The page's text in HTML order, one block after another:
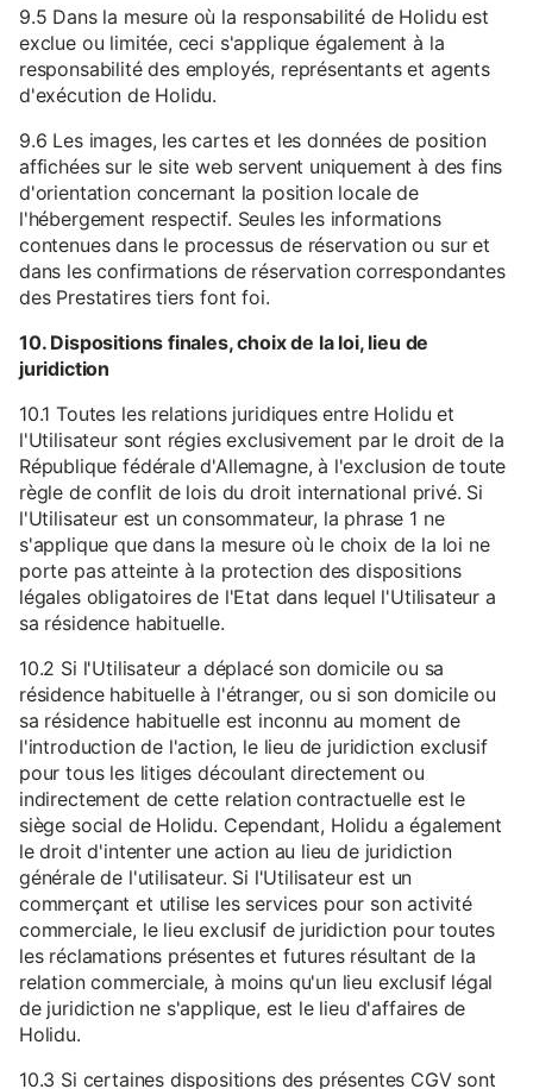
9.5 Dans la mesure où la responsabilité de Holidu est
exclue ou limitée, ceci s'applique également à la
responsabilité des employés, représentants et agents
d'exécution de Holidu.
9.6 Les images, les cartes et les données de position
affichées sur le site web servent uniquement à des fins
d'orientation concernant la position locale de
l'hébergement respectif. Seules les informations
contenues dans le processus de réservation ou sur et
dans les confirmations de réservation correspondantes
des Prestatires tiers font foi.
10. Dispositions finales, choix de la loi, lieu de
juridiction
10.1 Toutes les relations juridiques entre Holidu et
l'Utilisateur sont régies exclusivement par le droit de la
République fédérale d'Allemagne, à l'exclusion de toute
règle de conflit de lois du droit international privé. Si
l'Utilisateur est un consommateur, la phrase 1 ne
s'applique que dans la mesure où le choix de la loi ne
porte pas atteinte à la protection des dispositions
légales obligatoires de l'Etat dans lequel l'Utilisateur a
sa résidence habituelle.
10.2 Si l'Utilisateur a déplacé son domicile ou sa
résidence habituelle à l'étranger, ou si son domicile ou
sa résidence habituelle est inconnu au moment de
l'introduction de l'action, le lieu de juridiction exclusif
pour tous les litiges découlant directement ou
indirectement de cette relation contractuelle est le
siège social de Holidu. Cependant, Holidu a également
le droit d'intenter une action au lieu de juridiction
générale de l'utilisateur. Si l'Utilisateur est un
commerçant et utilise les services pour son activité
commerciale, le lieu exclusif de juridiction pour toutes
les réclamations présentes et futures résultant de la
relation commerciale, à moins qu'un lieu exclusif légal
de juridiction ne s'applique, est le lieu d'affaires de
Holidu.
10.3 Si certaines dispositions des présentes CGV sont